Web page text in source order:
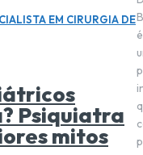
EM CIRURGIA DE
Psiquiatra
mitos
é